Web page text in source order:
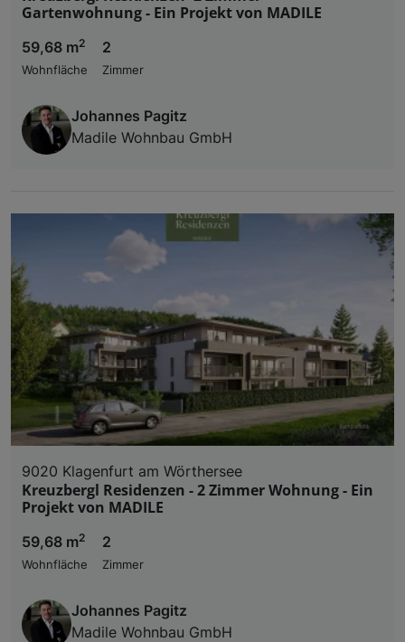
Gartenwohnung - Ein Projekt von MADILE
59,68 m2
Wohnfläche
2
Zimmer
Johannes Pagitz
Madile Wohnbau GmbH
9020 Klagenfurt am Wörthersee
Kreuzbergl Residenzen - 2 Zimmer Wohnung - Ein
Projekt von MADILE
59,68 m2
Wohnfläche
2
Zimmer
Johannes Pagitz
Madile Wohnbau GmbH